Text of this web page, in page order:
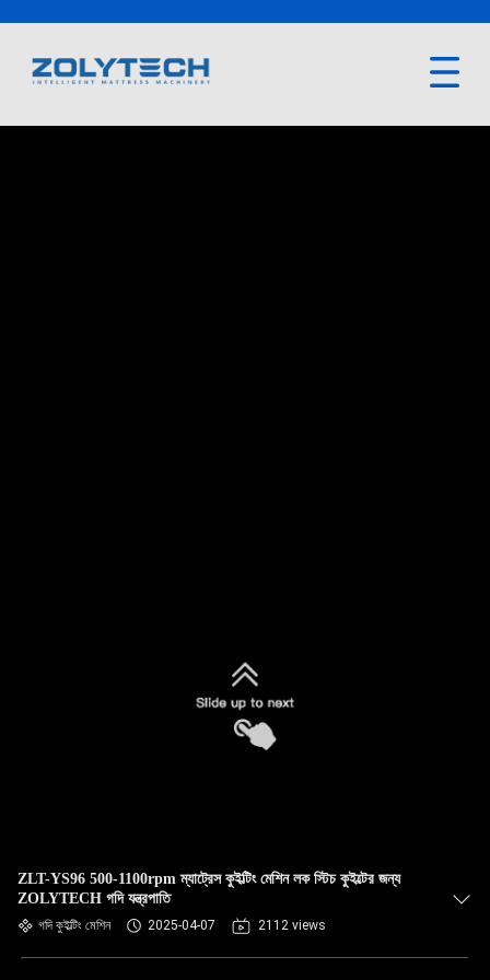
ZLT-YS96 500-1100rpm ম্যাট্রেস কুইল্টিং মেশিন লক স্টিচ কুইল্টের জন্য
ZOLYTECH গদি যন্ত্রপাতি
গদি কুইল্টিং মেশিন 2025-04-07 2112 views